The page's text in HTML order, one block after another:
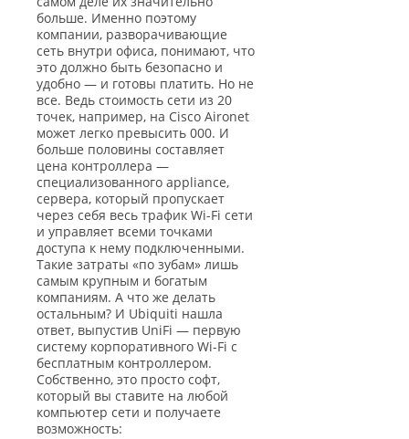
больше. Именно поэтому
компании, разворачивающие
сеть внутри офиса, понимают, что
это должно быть безопасно и
удобно — и готовы платить. Но не
все. Ведь стоимость сети из 20
точек, например, на Cisco Aironet
может легко превысить 000. И
больше половины составляет
цена контроллера —
специализованного appliance,
сервера, который пропускает
через себя весь трафик Wi-Fi сети
и управляет всеми точками
доступа к нему подключенными.
Такие затраты «по зубам» лишь
самым крупным и богатым
компаниям. А что же делать
остальным? И Ubiquiti нашла
ответ, выпустив UniFi — первую
систему корпоративного Wi-Fi с
бесплатным контроллером.
Собственно, это просто софт,
который вы ставите на любой
компьютер сети и получаете
возможность: